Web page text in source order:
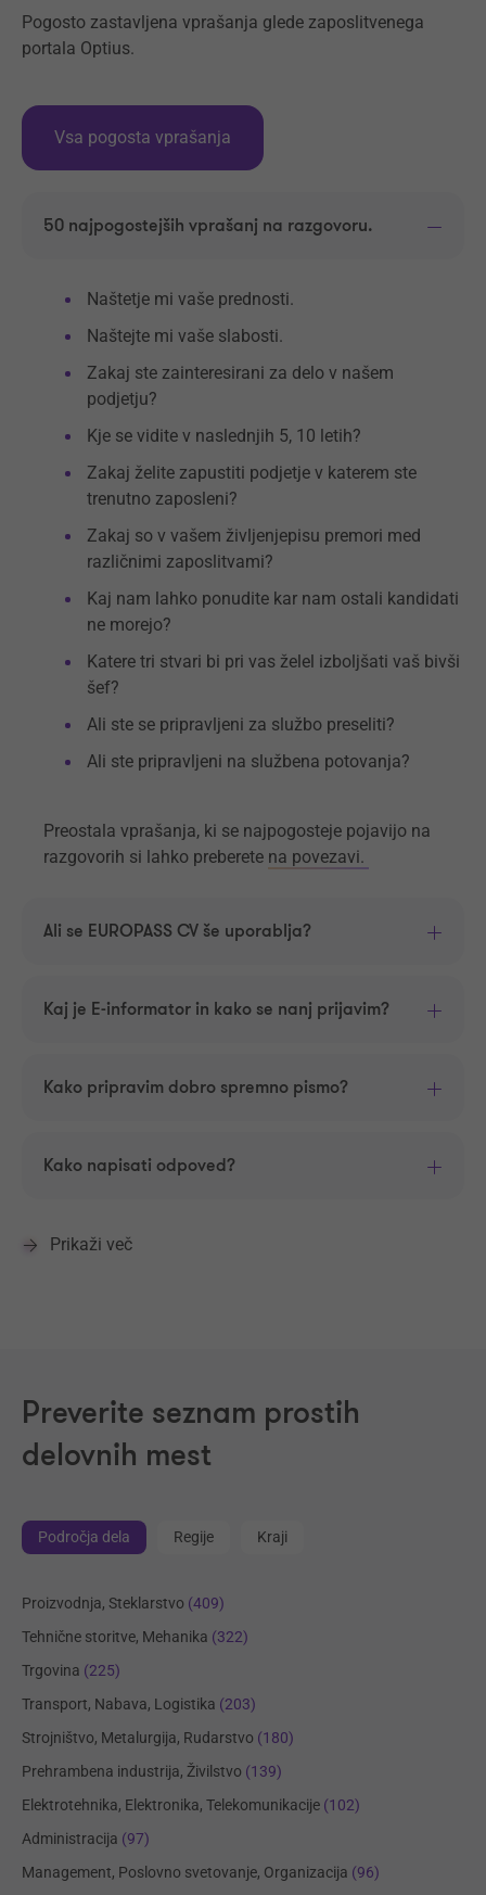
Pogosto zastavljena vprašanja glede zaposlitvenega
portala Optius.
Vsa pogosta vprašanja
50 najpogostejših vprašanj na razgovoru.
Naštetje mi vaše prednosti.
Naštejte mi vaše slabosti.
Zakaj ste zainteresirani za delo v našem
podjetju?
Kje se vidite v naslednjih 5, 10 letih?
Zakaj želite zapustiti podjetje v katerem ste
trenutno zaposleni?
Zakaj so v vašem življenjepisu premori med
različnimi zaposlitvami?
Kaj nam lahko ponudite kar nam ostali kandidati
ne morejo?
Katere tri stvari bi pri vas želel izboljšati vaš bivši
šef?
Ali ste se pripravljeni za službo preseliti?
Ali ste pripravljeni na službena potovanja?
Preostala vprašanja, ki se najpogosteje pojavijo na
razgovorih si lahko preberete na povezavi.
Ali se EUROPASS CV še uporablja?
Kaj je E-informator in kako se nanj prijavim?
Kako pripravim dobro spremno pismo?
Kako napisati odpoved?
Prikaži več
Preverite seznam prostih
delovnih mest
Področja dela Regije Kraji
Proizvodnja, Steklarstvo (409)
Tehnične storitve, Mehanika (322)
Trgovina (225)
Transport, Nabava, Logistika (203)
Strojništvo, Metalurgija, Rudarstvo (180)
Prehrambena industrija, Živilstvo (139)
Elektrotehnika, Elektronika, Telekomunikacije (102)
Administracija (97)
Management, Poslovno svetovanje, Organizacija (96)